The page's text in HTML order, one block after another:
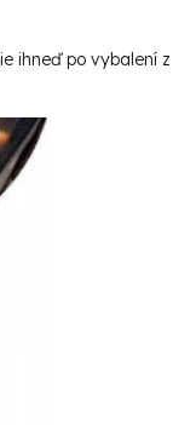
ihneď po vybalení z